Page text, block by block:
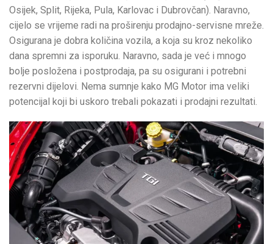
Osijek, Split, Rijeka, Pula, Karlovac i Dubrovčan). Naravno,
cijelo se vrijeme radi na proširenju prodajno-servisne mreže.
Osigurana je dobra količina vozila, a koja su kroz nekoliko
dana spremni za isporuku. Naravno, sada je već i mnogo
bolje posložena i postprodaja, pa su osigurani i potrebni
rezervni dijelovi. Nema sumnje kako MG Motor ima veliki
potencijal koji bi uskoro trebali pokazati i prodajni rezultati.